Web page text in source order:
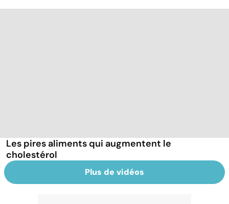
Les pires aliments qui augmentent le
cholestérol
Plus de vidéos